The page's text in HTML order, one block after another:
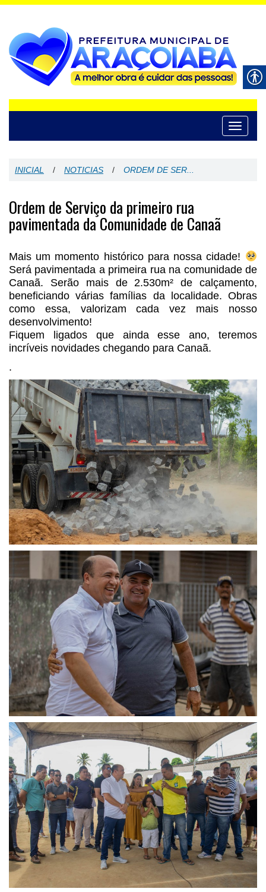
Toggle
INICIAL / NOTICIAS / ORDEM DE SER...
Ordem de Serviço da primeiro rua
pavimentada da Comunidade de Canaã
Mais um momento histórico para nossa cidade!
Será pavimentada a primeira rua na comunidade de
Canaã. Serão mais de 2.530m² de calçamento,
beneficiando várias famílias da localidade. Obras
como essa, valorizam cada vez mais nosso
desenvolvimento!
Fiquem ligados que ainda esse ano, teremos
incríveis novidades chegando para Canaã.
.